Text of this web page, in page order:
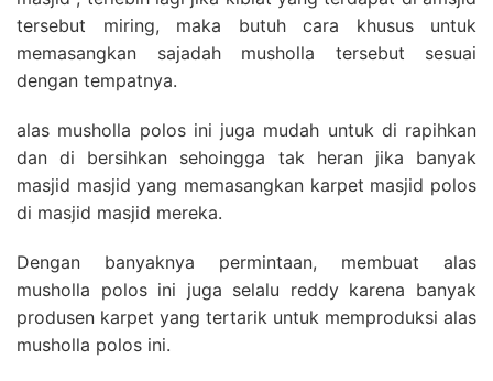
tersebut miring, maka butuh cara khusus untuk
memasangkan sajadah musholla tersebut sesuai
dengan tempatnya.
alas musholla polos ini juga mudah untuk di rapihkan
dan di bersihkan sehoingga tak heran jika banyak
masjid masjid yang memasangkan karpet masjid polos
di masjid masjid mereka.
Dengan banyaknya permintaan, membuat alas
musholla polos ini juga selalu reddy karena banyak
produsen karpet yang tertarik untuk memproduksi alas
musholla polos ini.